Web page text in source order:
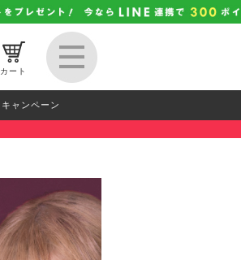
カート
キャンペーン